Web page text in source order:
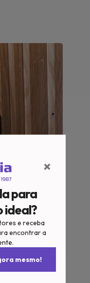
×
para
ideal?
e receba
encontrar a
mesmo!